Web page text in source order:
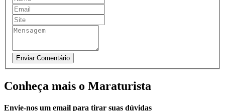
Conheça mais o Maraturista
Envie-nos um email para tirar suas dúvidas